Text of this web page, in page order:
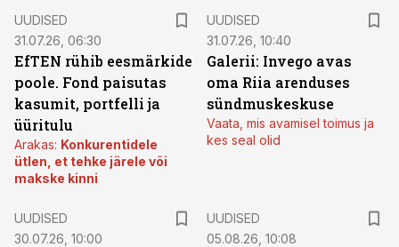
UUDISED
31.07.26, 06:30
EfTEN rühib eesmärkide
poole. Fond paisutas
kasumit, portfelli ja
üüritulu
Arakas: Konkurentidele
ütlen, et tehke järele või
makske kinni
UUDISED
31.07.26, 10:40
Galerii: Invego avas
oma Riia arenduses
sündmuskeskuse
Vaata, mis avamisel toimus ja
kes seal olid
UUDISED
30.07.26, 10:00
UUDISED
05.08.26, 10:08